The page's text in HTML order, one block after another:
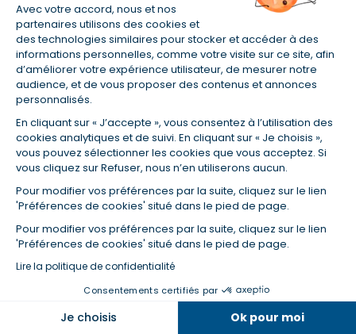
Avec votre accord, nous et nos
partenaires utilisons des cookies et
des technologies similaires pour stocker et accéder à des
informations personnelles, comme votre visite sur ce site, afin
d’améliorer votre expérience utilisateur, de mesurer notre
audience, et de vous proposer des contenus et annonces
personnalisés.
En cliquant sur « J’accepte », vous consentez à l’utilisation des
cookies analytiques et de suivi. En cliquant sur « Je choisis »,
vous pouvez sélectionner les cookies que vous acceptez. Si
vous cliquez sur Refuser, nous n’en utiliserons aucun.
Pour modifier vos préférences par la suite, cliquez sur le lien
'Préférences de cookies' situé dans le pied de page.
Pour modifier vos préférences par la suite, cliquez sur le lien
'Préférences de cookies' situé dans le pied de page.
Lire la politique de confidentialité
Consentements certifiés par
Je choisis Ok pour moi
Dans la même catégorie
Découvrez les avis sur l'assurance de prêt
immobilier MMA